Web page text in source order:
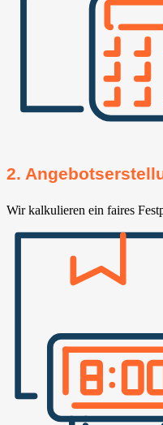
2.
Wir kalkulieren ein faires